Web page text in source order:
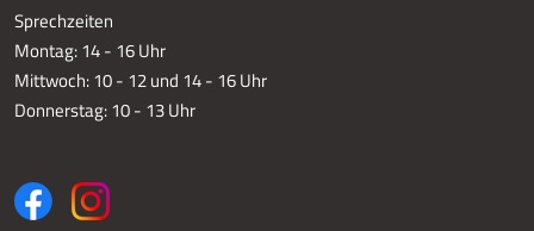
Sprechzeiten
Montag: 14 - 16 Uhr
Mittwoch: 10 - 12 und 14 - 16 Uhr
Donnerstag: 10 - 13 Uhr